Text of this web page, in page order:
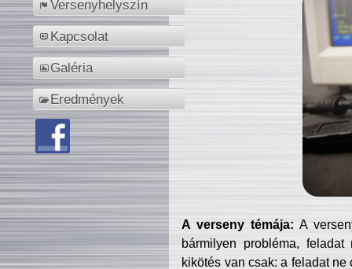
Versenyhelyszín
Kapcsolat
Galéria
Eredmények
A verseny témája: A
bármilyen probléma, feladat
kikötés van csak: a feladat